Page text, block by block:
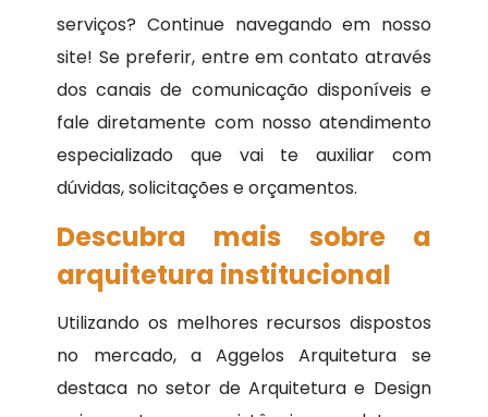
serviços? Continue navegando em nosso
site! Se preferir, entre em contato através
dos canais de comunicação disponíveis e
fale diretamente com nosso atendimento
especializado que vai te auxiliar com
dúvidas, solicitações e orçamentos.
Descubra mais sobre a
arquitetura institucional
Utilizando os melhores recursos dispostos
no mercado, a Aggelos Arquitetura se
destaca no setor de Arquitetura e Design